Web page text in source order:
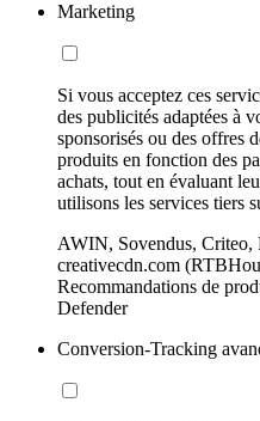
Marketing
Si vous acceptez ces
des publicités adaptées à
sponsorisés ou des offres
produits en fonction des
achats, tout en évaluant
utilisons les services tiers
AWIN, Sovendus,
creativecdn.com
Recommandations de
Defender
Conversion-Tracking